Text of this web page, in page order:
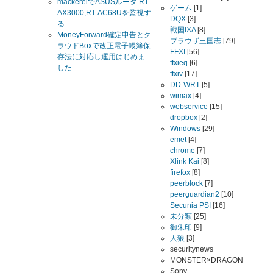
mackerelでASUSルータ RT-
AX3000,RT-AC68Uを監視す
る
MoneyForward確定申告とク
ラウドBoxで改正電子帳簿保
存法に対応し運用はじめま
した
ゲーム [1]
DQX [3]
戦国IXA[8]
ブラウザ三国志 [79]
FFXI [56]
ffxieq [6]
ffxiv [17]
DD-WRT [5]
wimax [4]
webservice [15]
dropbox [2]
Windows [29]
emet[4]
chrome [7]
Xlink Kai [8]
firefox [8]
peerblock [7]
peerguardian2 [10]
Secunia PSI [16]
未分類 [25]
御朱印 [9]
人狼 [3]
securitynews
MONSTER×DRAGON
Sony